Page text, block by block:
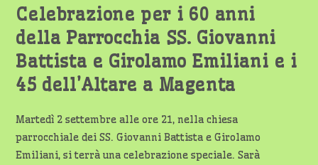
Celebrazione per i 60 anni
della Parrocchia SS. Giovanni
Battista e Girolamo Emiliani e i
45 dell’Altare a Magenta
Martedì 2 settembre alle ore 21, nella chiesa
parrocchiale dei SS. Giovanni Battista e Girolamo
Emiliani, si terrà una celebrazione speciale. Sarà